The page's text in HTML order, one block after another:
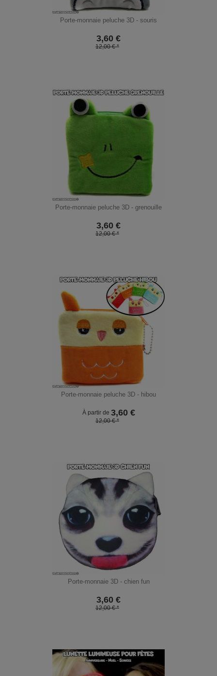
Porte-monnaie peluche 3D - souris
3,60 €
12,00 € *
Porte-monnaie peluche 3D - grenouille
3,60 €
12,00 € *
Porte-monnaie peluche 3D - hibou
À partir de 3,60€
12,00 € *
Porte-monnaie 3D - chien fun
3,60 €
12,00 € *